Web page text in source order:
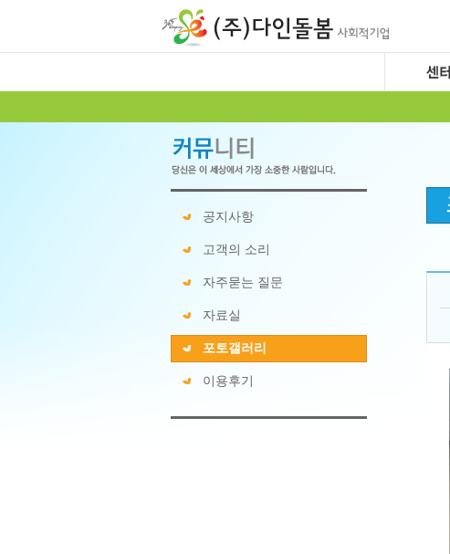
공지사항
고객의 소리
자주묻는 질문
자료실
포토갤러리
이용후기